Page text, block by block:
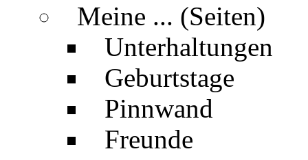
Meine ... (Seiten)
Unterhaltungen
Geburtstage
Pinnwand
Freunde